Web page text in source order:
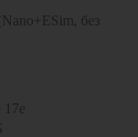
без
17e